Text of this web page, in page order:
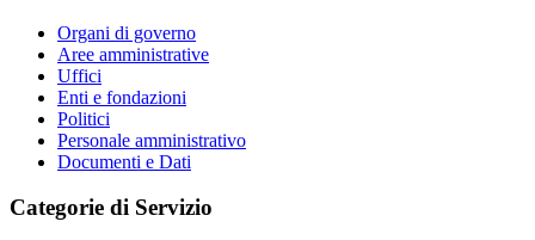
Organi di governo
Aree amministrative
Uffici
Enti e fondazioni
Politici
Personale amministrativo
Documenti e Dati
Categorie di Servizio